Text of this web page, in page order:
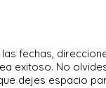
fechas,
exitoso. No
dejes espacio